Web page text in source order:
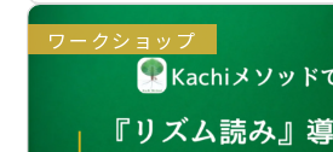
ワークショップ